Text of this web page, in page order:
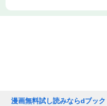
漫画無料試し読みならdブック